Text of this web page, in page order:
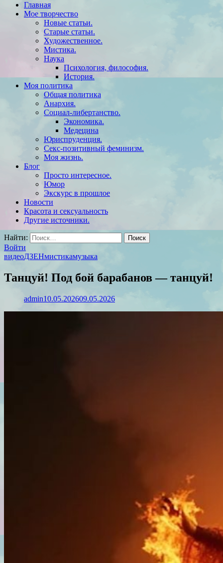
Главная
Мое творчество
Новые статьи.
Старые статьи.
Художественное.
Мистика.
Наука
Психология, философия.
История.
Моя политика
Общая политика
Анархия.
Социал-либертанство.
Экономика.
Медецина
Юриспруденция.
Секс-позитивный феминизм.
Моя жизнь.
Блог
Просто интересное.
Юмор
Экскурс в прошлое
Новости
Красота и сексуальность
Другие источники.
Найти:
Войти
видеоДЗЕНмистикамузыка
Танцуй! Под бой барабанов — танцуй!
admin10.05.202609.05.2026